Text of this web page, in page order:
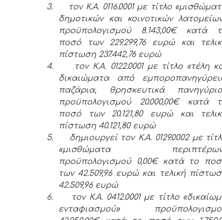
3.
τον Κ.Α. 0116.0001 με τίτλο
δημοτικών και κοινοτικών
προϋπολογισμού 8.143,00€ κατά
ποσό των 229.299,76 ευρώ και
πίστωση 237.442,76 ευρώ
4.
τον Κ.Α. 0122.0001 με τίτλο «τέλη
δικαιώματα από
παζάρια, θρησκευτικά
προϋπολογισμού 20.000,00€ κατά
ποσό των 20.121,80 ευρώ και
πίστωση 40.121,80 ευρώ
5.
δημιουργεί τον Κ.Α. 0129.0002 με
«μισθώματα
προϋπολογισμού 0,00€ κατά το
των 42.509,96 ευρώ και τελική
42.509,96 ευρώ
6.
τον Κ.Α. 0412.0001 με τίτλο
ενταφιασμού»